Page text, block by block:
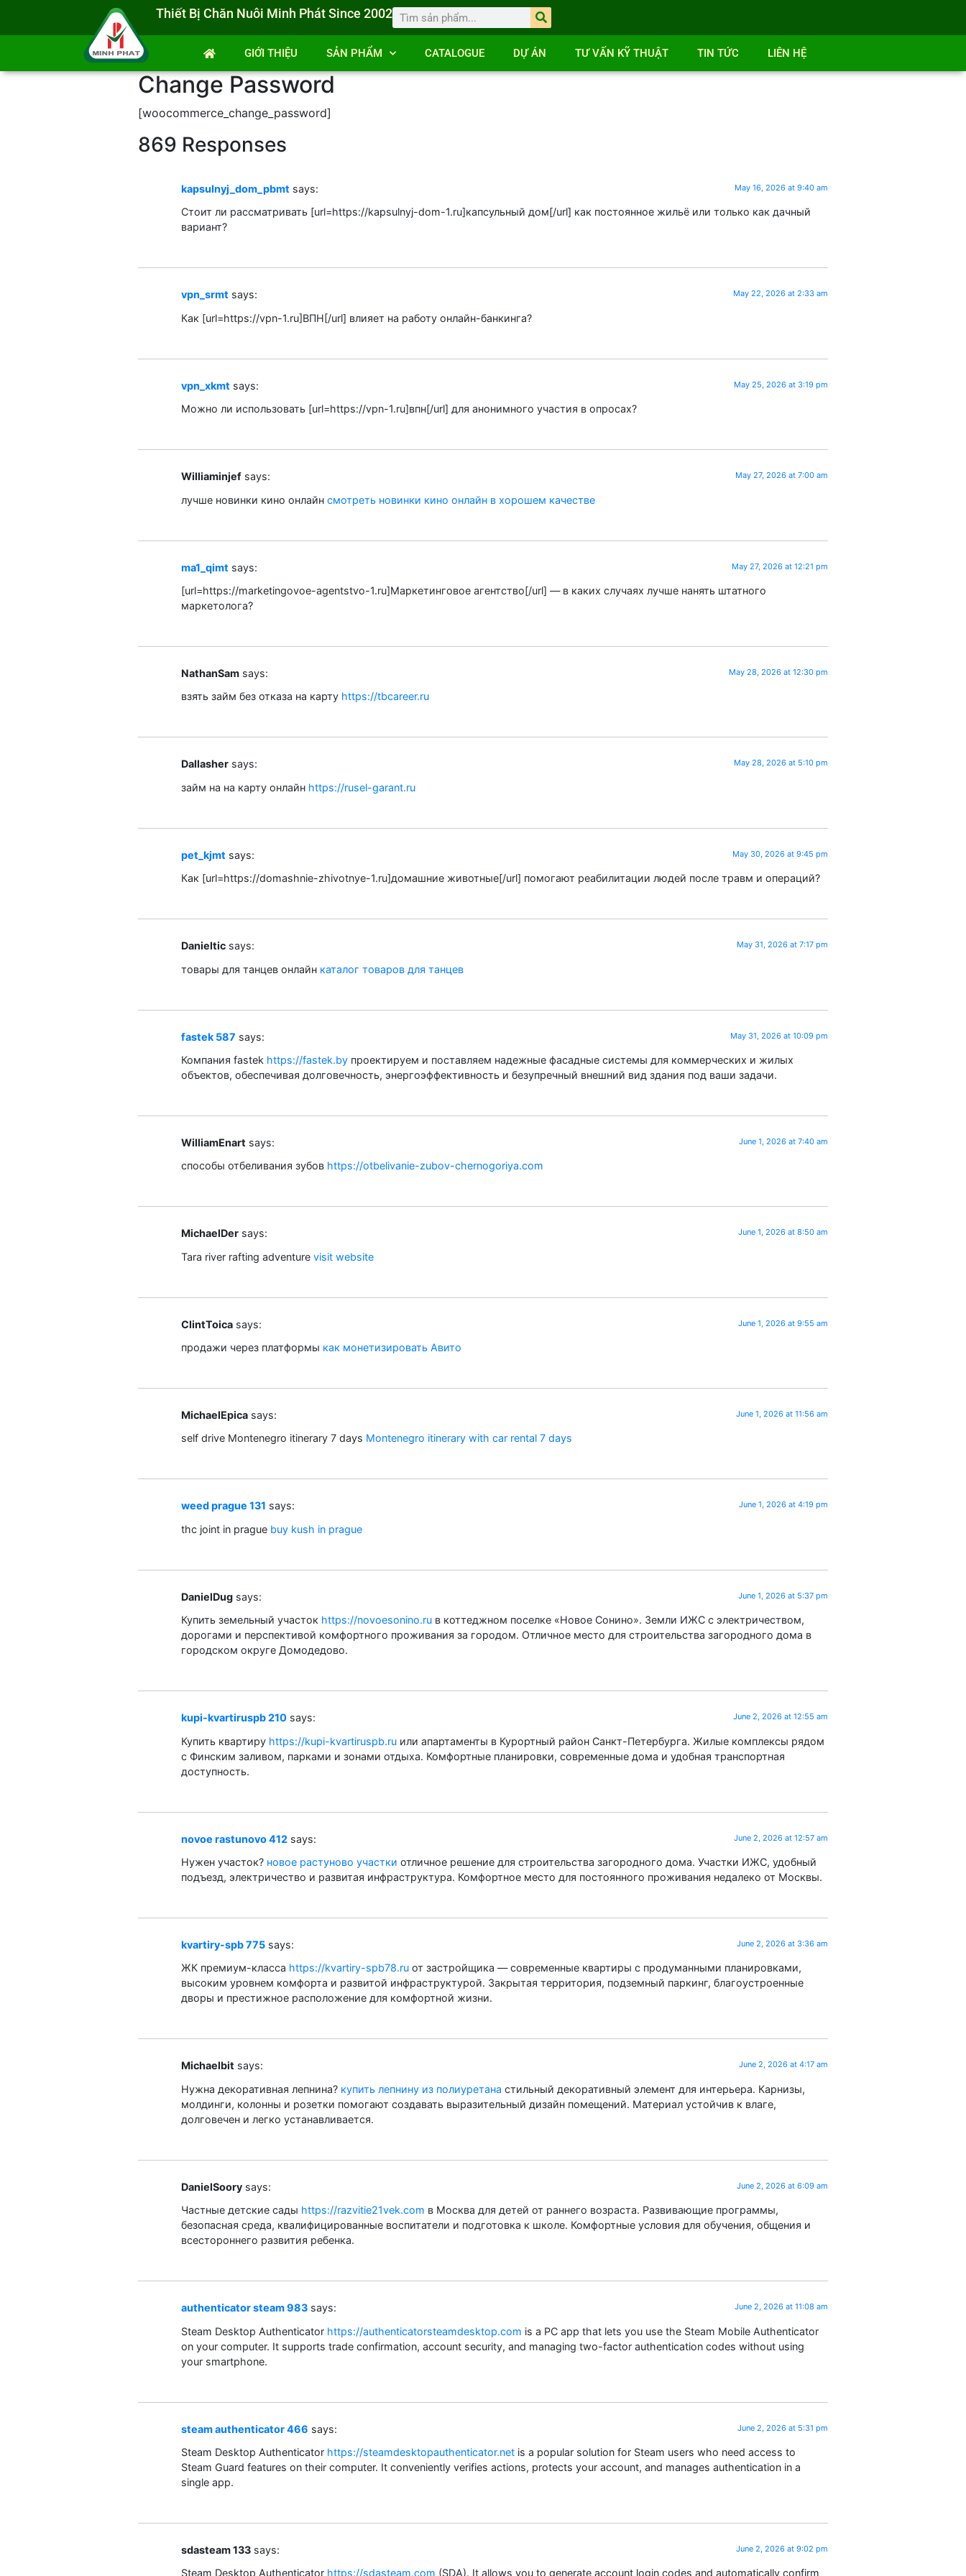
Thiết Bị Chăn Nuôi Minh Phát Since 2002
GIỚI THIỆU SẢN PHẨM CATALOGUE DỰ ÁN TƯ VẤN KỸ THUẬT TIN TỨC LIÊN HỆ
Change Password
[woocommerce_change_password]
869 Responses
kapsulnyj_dom_pbmt says: May 16, 2026 at 9:40 am
Стоит ли рассматривать [url=https://kapsulnyj-dom-1.ru]капсульный дом[/url] как постоянное жильё или только как дачный
вариант?
vpn_srmt says: May 22, 2026 at 2:33 am
Как [url=https://vpn-1.ru]ВПН[/url] влияет на работу онлайн-банкинга?
vpn_xkmt says: May 25, 2026 at 3:19 pm
Можно ли использовать [url=https://vpn-1.ru]впн[/url] для анонимного участия в опросах?
Williaminjef says: May 27, 2026 at 7:00 am
лучше новинки кино онлайн смотреть новинки кино онлайн в хорошем качестве
ma1_qimt says: May 27, 2026 at 12:21 pm
[url=https://marketingovoe-agentstvo-1.ru]Маркетинговое агентство[/url] — в каких случаях лучше нанять штатного
маркетолога?
NathanSam says: May 28, 2026 at 12:30 pm
взять займ без отказа на карту https://tbcareer.ru
Dallasher says: May 28, 2026 at 5:10 pm
займ на на карту онлайн https://rusel-garant.ru
pet_kjmt says: May 30, 2026 at 9:45 pm
Как [url=https://domashnie-zhivotnye-1.ru]домашние животные[/url] помогают реабилитации людей после травм и операций?
Danieltic says: May 31, 2026 at 7:17 pm
товары для танцев онлайн каталог товаров для танцев
fastek 587 says: May 31, 2026 at 10:09 pm
Компания fastek https://fastek.by проектируем и поставляем надежные фасадные системы для коммерческих и жилых
объектов, обеспечивая долговечность, энергоэффективность и безупречный внешний вид здания под ваши задачи.
WilliamEnart says: June 1, 2026 at 7:40 am
способы отбеливания зубов https://otbelivanie-zubov-chernogoriya.com
MichaelDer says: June 1, 2026 at 8:50 am
Tara river rafting adventure visit website
ClintToica says: June 1, 2026 at 9:55 am
продажи через платформы как монетизировать Авито
MichaelEpica says: June 1, 2026 at 11:56 am
self drive Montenegro itinerary 7 days Montenegro itinerary with car rental 7 days
weed prague 131 says: June 1, 2026 at 4:19 pm
thc joint in prague buy kush in prague
DanielDug says: June 1, 2026 at 5:37 pm
Купить земельный участок https://novoesonino.ru в коттеджном поселке «Новое Сонино». Земли ИЖС с электричеством,
дорогами и перспективой комфортного проживания за городом. Отличное место для строительства загородного дома в
городском округе Домодедово.
kupi-kvartiruspb 210 says: June 2, 2026 at 12:55 am
Купить квартиру https://kupi-kvartiruspb.ru или апартаменты в Курортный район Санкт-Петербурга. Жилые комплексы рядом
с Финским заливом, парками и зонами отдыха. Комфортные планировки, современные дома и удобная транспортная
доступность.
novoe rastunovo 412 says: June 2, 2026 at 12:57 am
Нужен участок? новое растуново участки отличное решение для строительства загородного дома. Участки ИЖС, удобный
подъезд, электричество и развитая инфраструктура. Комфортное место для постоянного проживания недалеко от Москвы.
kvartiry-spb 775 says: June 2, 2026 at 3:36 am
ЖК премиум-класса https://kvartiry-spb78.ru от застройщика — современные квартиры с продуманными планировками,
высоким уровнем комфорта и развитой инфраструктурой. Закрытая территория, подземный паркинг, благоустроенные
дворы и престижное расположение для комфортной жизни.
Michaelbit says: June 2, 2026 at 4:17 am
Нужна декоративная лепнина? купить лепнину из полиуретана стильный декоративный элемент для интерьера. Карнизы,
молдинги, колонны и розетки помогают создавать выразительный дизайн помещений. Материал устойчив к влаге,
долговечен и легко устанавливается.
DanielSoory says: June 2, 2026 at 6:09 am
Частные детские сады https://razvitie21vek.com в Москва для детей от раннего возраста. Развивающие программы,
безопасная среда, квалифицированные воспитатели и подготовка к школе. Комфортные условия для обучения, общения и
всестороннего развития ребенка.
authenticator steam 983 says: June 2, 2026 at 11:08 am
Steam Desktop Authenticator https://authenticatorsteamdesktop.com is a PC app that lets you use the Steam Mobile Authenticator
on your computer. It supports trade confirmation, account security, and managing two-factor authentication codes without using
your smartphone.
steam authenticator 466 says: June 2, 2026 at 5:31 pm
Steam Desktop Authenticator https://steamdesktopauthenticator.net is a popular solution for Steam users who need access to
Steam Guard features on their computer. It conveniently verifies actions, protects your account, and manages authentication in a
single app.
sdasteam 133 says: June 2, 2026 at 9:02 pm
Steam Desktop Authenticator https://sdasteam.com (SDA). It allows you to generate account login codes and automatically confirm